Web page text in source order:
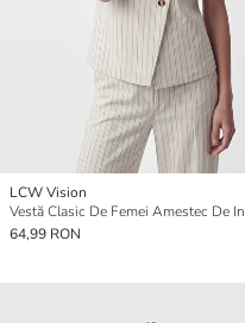
LCW Vision
Vestă Clasic De Femei Amestec De In
64,99 RON